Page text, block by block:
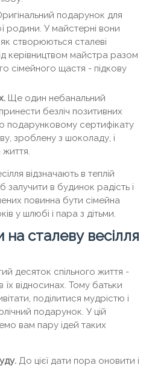
подарунок для
​​родини. У майстерні вони
створюються сталеві
керівництвом майстра разом
сімейного щастя - підкову
Ще один небанальний
безліч позитивних
подарунковому сертифікату
зроблену з шоколаду, і
відзначають в теплій
в будинок радість і
повинна бути сімейна
у шлюбі і пара з дітьми.
сталеву весілля
десяток спільного життя -
відносинах. Тому батьки
поділитися мудрістю і
подарунок. У цій
вам пару ідей таких
До цієї дати пора оновити і